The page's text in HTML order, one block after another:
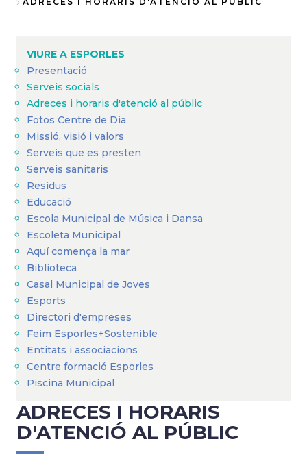
VIURE A ESPORLES
Presentació
Serveis socials
Adreces i horaris d'atenció al públic
Fotos Centre de Dia
Missió, visió i valors
Serveis que es presten
Serveis sanitaris
Residus
Educació
Escola Municipal de Música i Dansa
Escoleta Municipal
Aquí comença la mar
Biblioteca
Casal Municipal de Joves
Esports
Directori d'empreses
Feim Esporles+Sostenible
Entitats i associacions
Centre formació Esporles
Piscina Municipal
ADRECES I HORARIS
D'ATENCIÓ AL PÚBLIC